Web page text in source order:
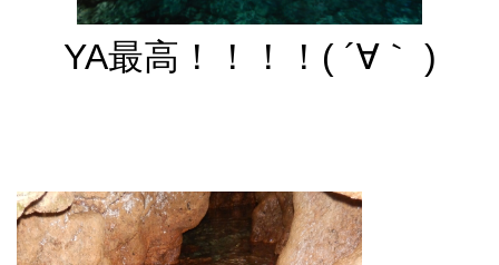
YA最高！！！！( ´∀｀ )